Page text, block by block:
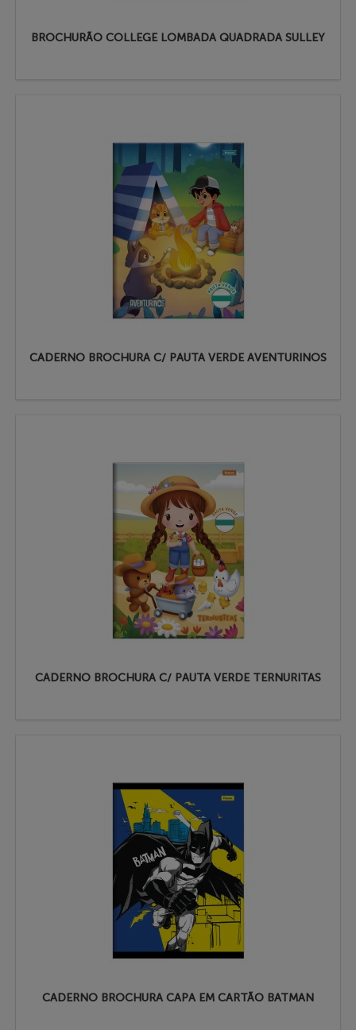
BROCHURÃO COLLEGE LOMBADA QUADRADA SULLEY
CADERNO BROCHURA C/ PAUTA VERDE AVENTURINOS
CADERNO BROCHURA C/ PAUTA VERDE TERNURITAS
CADERNO BROCHURA CAPA EM CARTÃO BATMAN